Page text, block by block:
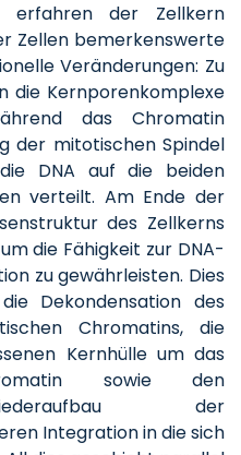
erfahren der Zellkern
Zellen bemerkenswerte
Veränderungen: Zu
die Kernporenkomplexe
das Chromatin
der mitotischen Spindel
DNA auf die beiden
verteilt. Am Ende der
des Zellkerns
die Fähigkeit zur DNA-
zu gewährleisten. Dies
Dekondensation des
Chromatins, die
Kernhülle um das
sowie den
der
Integration in die sich